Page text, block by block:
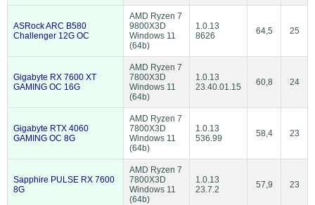
ASRock ARC B580
Challenger 12G OC
AMD Ryzen 7
9800X3D
Windows 11
(64b)
1.0.13
8626
64,5 25
Gigabyte RX 7600 XT
GAMING OC 16G
AMD Ryzen 7
7800X3D
Windows 11
(64b)
1.0.13
23.40.01.15
60,8 24
Gigabyte RTX 4060
GAMING OC 8G
AMD Ryzen 7
7800X3D
Windows 11
(64b)
1.0.13
536.99
58,4 23
Sapphire PULSE RX 7600
8G
AMD Ryzen 7
7800X3D
Windows 11
(64b)
1.0.13
23.7.2
57,9 23